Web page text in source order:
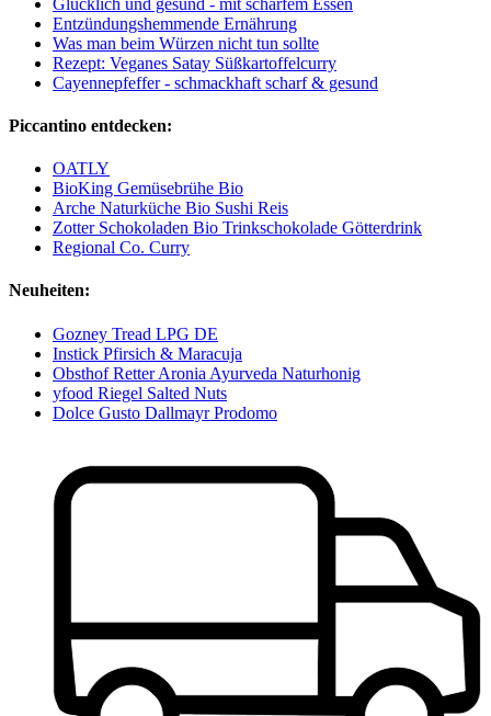
Entzündungshemmende Ernährung
Was man beim Würzen nicht tun sollte
Rezept: Veganes Satay Süßkartoffelcurry
Cayennepfeffer - schmackhaft scharf & gesund
Piccantino entdecken:
OATLY
BioKing Gemüsebrühe Bio
Arche Naturküche Bio Sushi Reis
Zotter Schokoladen Bio Trinkschokolade Götterdrink
Regional Co. Curry
Neuheiten:
Gozney Tread LPG DE
Instick Pfirsich & Maracuja
Obsthof Retter Aronia Ayurveda Naturhonig
yfood Riegel Salted Nuts
Dolce Gusto Dallmayr Prodomo